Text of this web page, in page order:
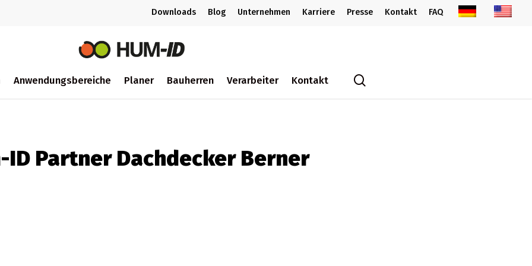
Downloads Blog Unternehmen Karriere Presse Kontakt FAQ
Anwendungsbereiche Planer Bauherren Verarbeiter Kontakt
ID Partner Dachdecker Berner